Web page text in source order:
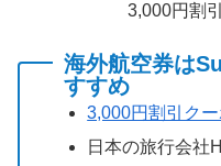
3,000円割
海外航空券は
すすめ
3,000円割引ク
日本の旅行会社